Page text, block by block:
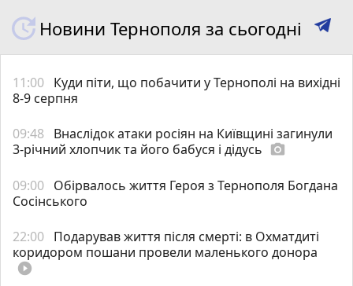
Новини Тернополя за сьогодні
11:00 Куди піти, що побачити у Тернополі на вихідні
8-9 серпня
09:48
Внаслідок атаки росіян на Київщині загинули
3-річний хлопчик та його бабуся і дідусь photo_camera
09:00 Обірвалось життя Героя з Тернополя Богдана
Сосінського
22:00 Подарував життя після смерті: в Охматдиті
коридором пошани провели маленького донора
play_circle_filled